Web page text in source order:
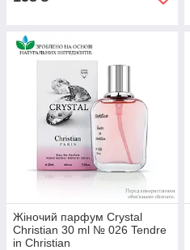
Жіночий парфум Crystal
Christian 30 ml № 026 Tendre
in Christian